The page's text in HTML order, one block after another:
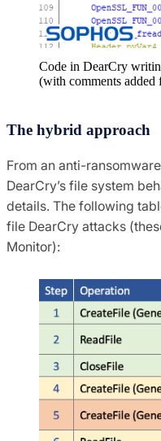
Code in DearCry
(with comments
The hybrid approach
From an anti-
DearCry’s file system
details. The following
file DearCry attacks
Monitor):